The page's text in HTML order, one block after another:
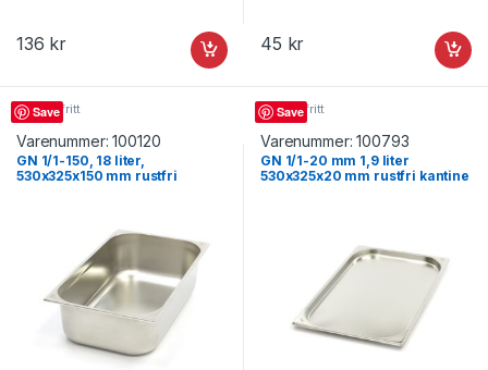
136 kr 45 kr
Save
GN rustfritt
Varenummer:100120
GN 1/1-150, 18 liter,
530x325x150 mm rustfri
Save
GN rustfritt
Varenummer:100793
GN 1/1-20 mm 1,9 liter
530x325x20 mm rustfri kantine